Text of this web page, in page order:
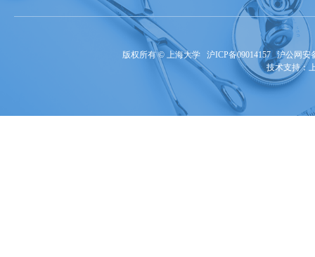
版权所有 © 上海大学 沪ICP备09014157 沪公网安
技术支持：